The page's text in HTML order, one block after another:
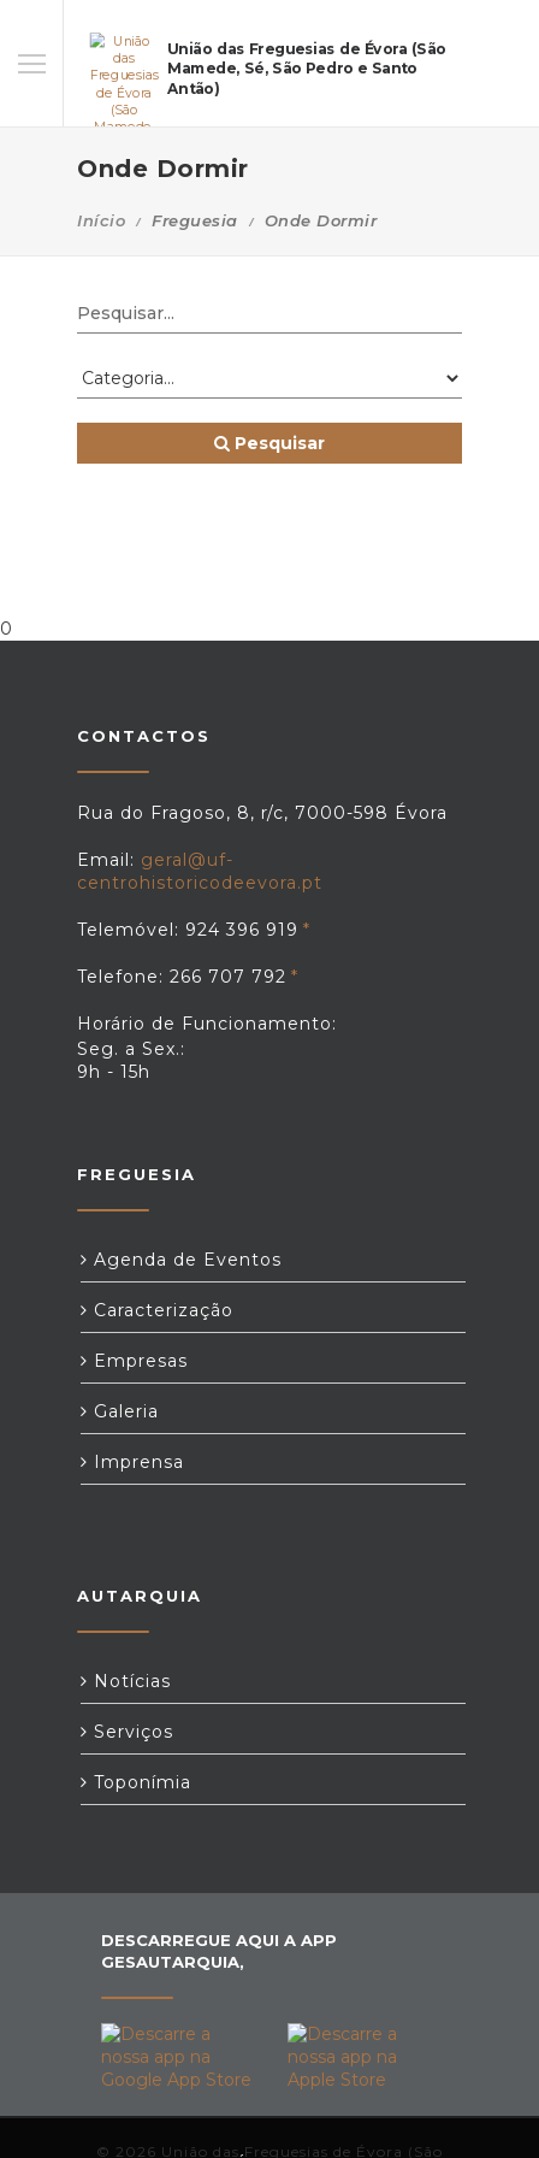
União das Freguesias de Évora (São
Mamede, Sé, São Pedro e Santo
Antão)
Onde Dormir
Início Freguesia Onde Dormir
Pesquisar
0
CONTACTOS
Rua do Fragoso, 8, r/c, 7000-598 Évora
Email: geral@uf-
centrohistoricodeevora.pt
Telemóvel: 924 396 919
Telefone: 266 707 792
Horário de Funcionamento:
Seg. a Sex.:
9h - 15h
FREGUESIA
Agenda de Eventos
Caracterização
Empresas
Galeria
Imprensa
AUTARQUIA
Notícias
Serviços
Toponímia
DESCARREGUE AQUI A APP
GESAUTARQUIA,
© 2026 União das Freguesias de Évora (São